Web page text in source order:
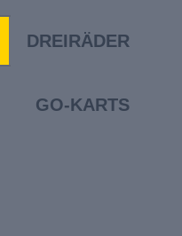
DREIRÄDER
GO-KARTS